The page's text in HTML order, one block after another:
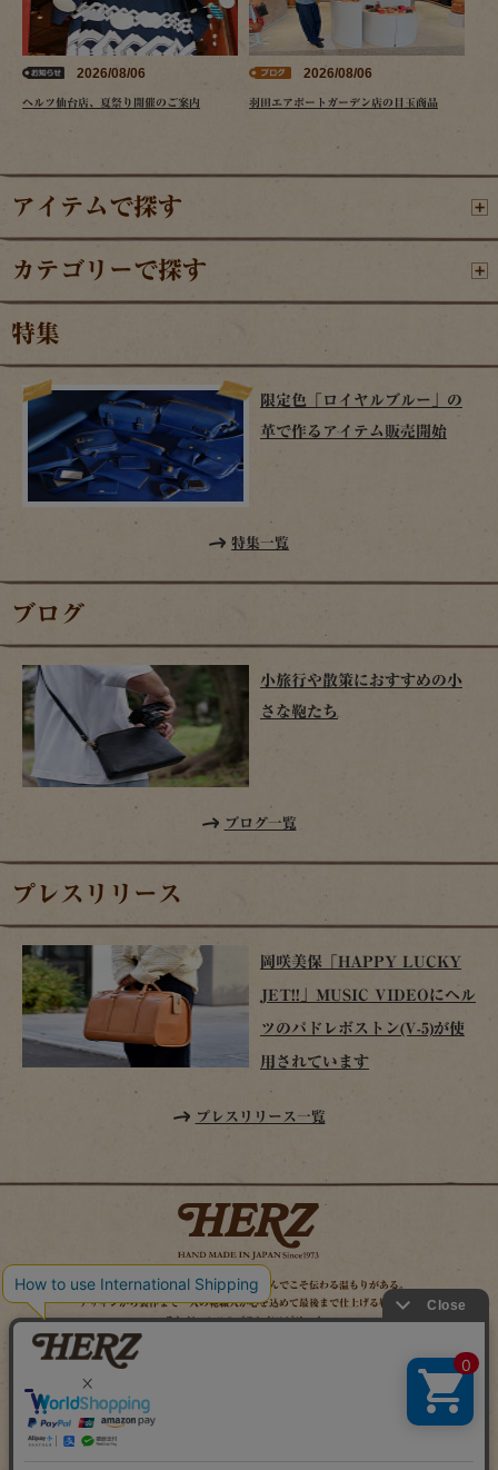
2026/08/06
ヘルツ仙台店、夏祭り開催のご案内
2026/08/06
羽田エアポートガーデン店の目玉商品
アイテムで探す
カテゴリーで探す
特集
限定色「ロイヤルブルー」の
革で作るアイテム販売開始
特集一覧
ブログ
小旅行や散策におすすめの小
さな鞄たち
ブログ一覧
プレスリリース
岡咲美保「HAPPY LUCKY
JET!!」MUSIC VIDEOにヘル
ツのパドレボストン(V-5)が使
用されています
プレスリリース一覧
時を経てこそ解る味わいがある。使い込んでこそ伝わる温もりがある。
デザインから製作まで一人の鞄職人が心を込めて最後まで仕上げる鞄作り。
それがヘルツのブランドスピリット。
MAIL MAGAZINE
X（旧TWITTER）
YOUTUBE